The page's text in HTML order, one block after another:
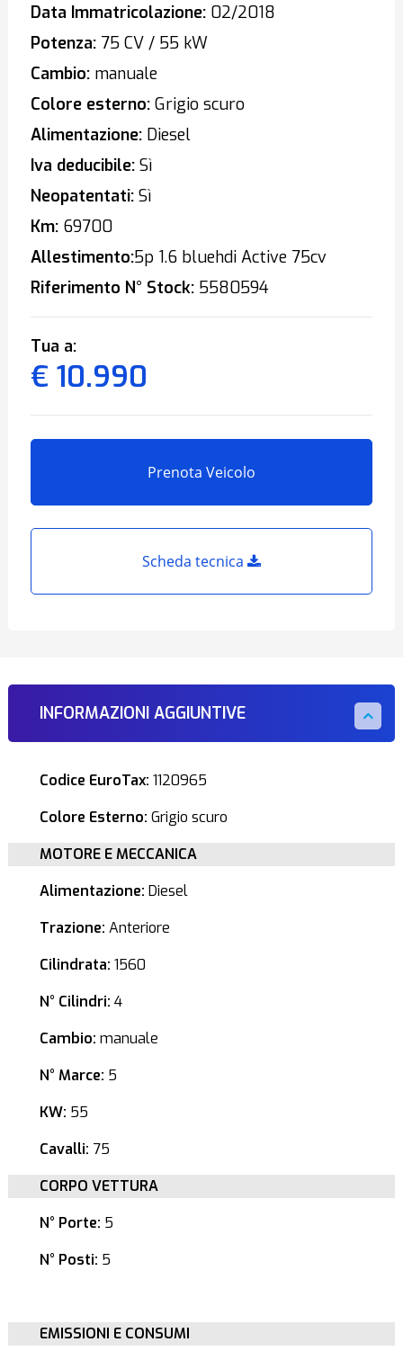
Data Immatricolazione:02/2018
Potenza:75 CV / 55 kW
Cambio:manuale
Colore esterno:Grigio scuro
Alimentazione:Diesel
Iva deducibile:Sì
Neopatentati:Sì
Km:69700
Allestimento:5p 1.6 bluehdi Active 75cv
Riferimento N° Stock:5580594
Tua a:
€ 10.990
Prenota Veicolo
Scheda tecnica
INFORMAZIONI AGGIUNTIVE
Codice EuroTax: 1120965
Colore Esterno: Grigio scuro
MOTORE E MECCANICA
Alimentazione: Diesel
Trazione: Anteriore
Cilindrata: 1560
N° Cilindri: 4
Cambio: manuale
N° Marce: 5
KW: 55
Cavalli: 75
CORPO VETTURA
N° Porte: 5
N° Posti: 5
EMISSIONI E CONSUMI